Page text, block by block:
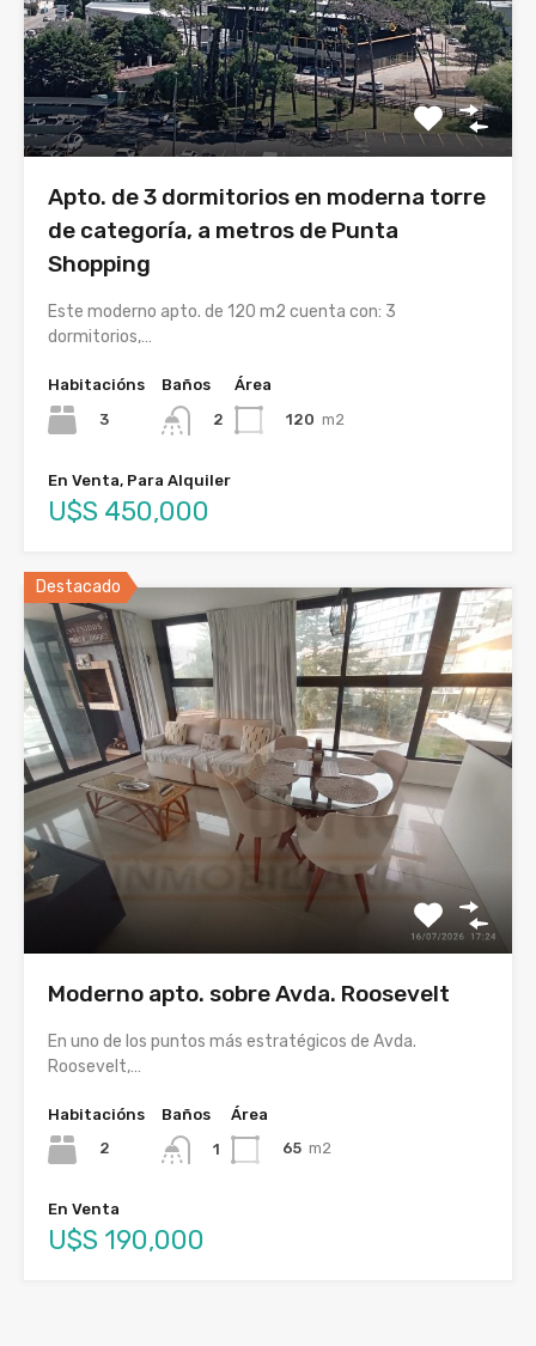
Apto. de 3 dormitorios en moderna torre
de categoría, a metros de Punta
Shopping
Este moderno apto. de 120 m2 cuenta con: 3
dormitorios,…
Habitacións
3
Baños
2
Área
120 m2
En Venta, Para Alquiler
U$S 450,000
Destacado
Moderno apto. sobre Avda. Roosevelt
En uno de los puntos más estratégicos de Avda.
Roosevelt,…
Habitacións
2
Baños
1
Área
65 m2
En Venta
U$S 190,000